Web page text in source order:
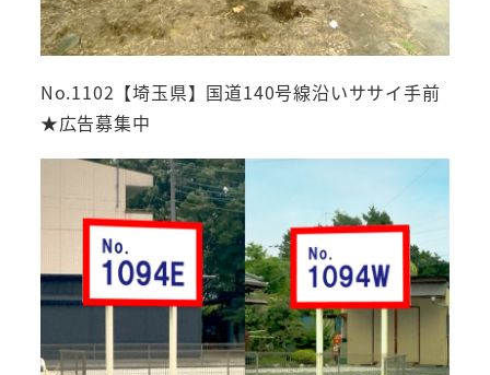
No.1102【埼玉県】国道140号線沿いササイ手前
★広告募集中